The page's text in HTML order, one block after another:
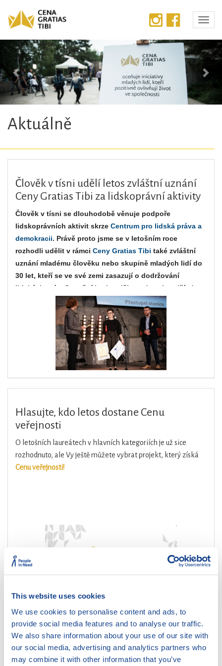
This website uses cookies
We use cookies to personalise content and ads, to
provide social media features and to analyse our traffic.
We also share information about your use of our site with
our social media, advertising and analytics partners who
may combine it with other information that you’ve
Předchozí
Aktuálně
Člověk v tísni udělí letos zvláštní uznání
Ceny Gratias Tibi za lidskoprávní aktivity
Člověk v tísni se dlouhodobě věnuje podpoře
lidskoprávních aktivit skrze Centrum pro lidská práva a
demokracii. Právě proto jsme se v letošním roce
rozhodli udělit v rámci Ceny Gratias Tibi také zvláštní
uznání mladému člověku nebo skupině mladých lidí do
30 let, kteří se ve své zemi zasazují o dodržování
lidských práv. Ocenění bude uděleno do zahraničí, do
jedné vybrané země, kde Člověk v tísni působí.
Hlasujte, kdo letos dostane Cenu
veřejnosti
O letošních laureátech v hlavních kategoriích je už sice
rozhodnuto, ale Vy ještě můžete vybrat projekt, který získá
Cenu veřejnosti!
Setkání s finalisty Ceny Gratias Tibi 2022
Minulý týden proběhlosetkání finalistů Ceny Gratias Tibi